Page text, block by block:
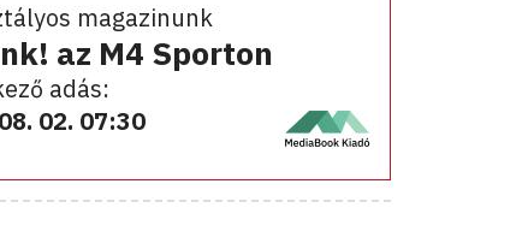
magazinunk
az M4 Sporton
adás:
02. 07:30